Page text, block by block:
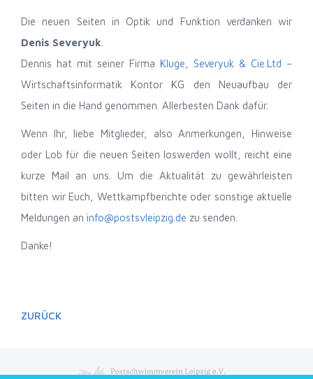
Die neuen Seiten in Optik und Funktion verdanken wir
Denis Severyuk
Dennis hat mit seiner Firma Kluge, Severyuk & Cie.Ltd –
Wirtschaftsinformatik Kontor KG den Neuaufbau der
Seiten in die Hand genommen. Allerbesten Dank dafür.
Wenn Ihr, liebe Mitglieder, also Anmerkungen, Hinweise
oder Lob für die neuen Seiten loswerden wollt, reicht eine
kurze Mail an uns. Um die Aktualität zu gewährleisten
bitten wir Euch, Wettkampfberichte oder sonstige aktuelle
Meldungen an info@postsvleipzig.de zu senden.
Danke!
ZURÜCK